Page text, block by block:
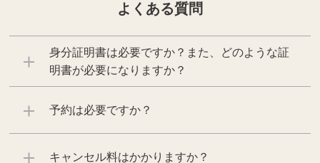
よくある質問
身分証明書は必要ですか？また、どのような証
明書が必要になりますか？
予約は必要ですか？
キャンセル料はかかりますか？